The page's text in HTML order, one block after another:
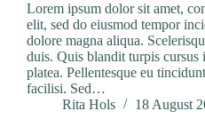
Lorem ipsum dolor sit amet,
elit, sed do eiusmod tempor
dolore magna aliqua.
duis. Quis blandit turpis cursus
platea. Pellentesque eu
facilisi. Sed…
Rita Hols
18 August